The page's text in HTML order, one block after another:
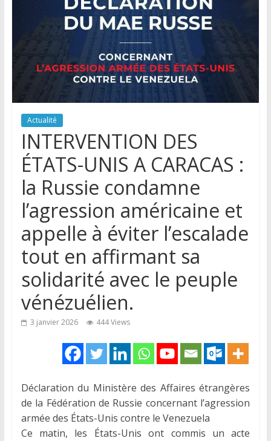
Actualité
INTERVENTION DES
ÉTATS-UNIS A CARACAS :
la Russie condamne
l’agression américaine et
appelle à éviter l’escalade
tout en affirmant sa
solidarité avec le peuple
vénézuélien.
3 janvier 2026 444 Views
Déclaration du Ministère des Affaires étrangères
de la Fédération de Russie concernant l’agression
armée des États-Unis contre le Venezuela
Ce matin, les États-Unis ont commis un acte